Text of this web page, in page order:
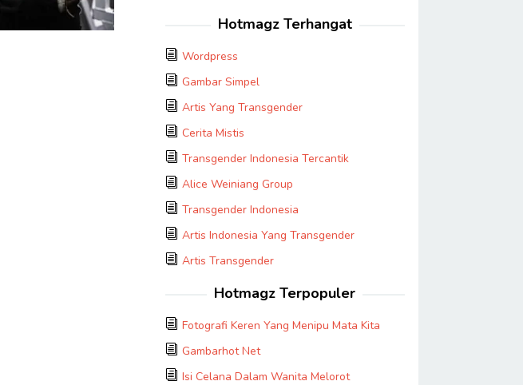
Hotmagz Terhangat
Wordpress
Gambar Simpel
Artis Yang Transgender
Cerita Mistis
Transgender Indonesia Tercantik
Alice Weiniang Group
Transgender Indonesia
Artis Indonesia Yang Transgender
Artis Transgender
Hotmagz Terpopuler
Fotografi Keren Yang Menipu Mata Kita
Gambarhot Net
Isi Celana Dalam Wanita Melorot